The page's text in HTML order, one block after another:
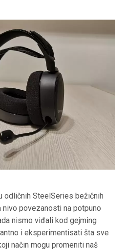
odličnih SteelSeries bežičnih
povezanosti na potpuno
nismo viđali kod gejming
i eksperimentisati šta sve
način mogu promeniti naš